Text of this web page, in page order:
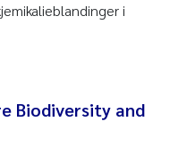
i
Biodiversity and